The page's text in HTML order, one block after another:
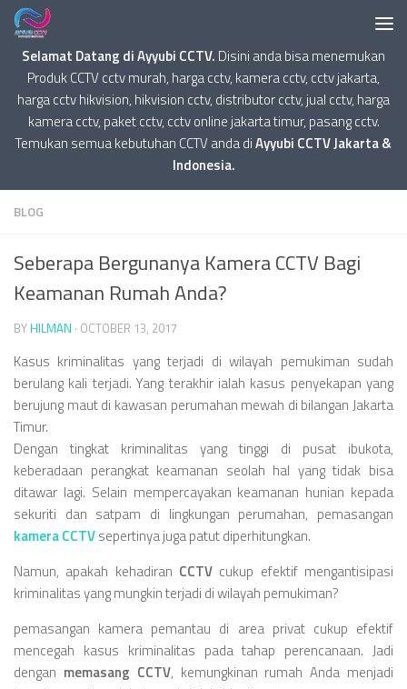
Selamat Datang di Ayyubi CCTV. Disini anda bisa menemukan
Produk CCTV cctv murah, harga cctv, kamera cctv, cctv jakarta,
harga cctv hikvision, hikvision cctv, distributor cctv, jual cctv, harga
kamera cctv, paket cctv, cctv online jakarta timur, pasang cctv.
Temukan semua kebutuhan CCTV anda diAyyubi CCTV Jakarta &
Indonesia.
BLOG
Seberapa Bergunanya Kamera CCTV Bagi
Keamanan Rumah Anda?
BY HILMAN · OCTOBER 13, 2017
Kasus kriminalitas yang terjadi di wilayah pemukiman sudah
berulang kali terjadi. Yang terakhir ialah kasus penyekapan yang
berujung maut di kawasan perumahan mewah di bilangan Jakarta
Timur.
Dengan tingkat kriminalitas yang tinggi di pusat ibukota,
keberadaan perangkat keamanan seolah hal yang tidak bisa
ditawar lagi. Selain mempercayakan keamanan hunian kepada
sekuriti dan satpam di lingkungan perumahan, pemasangan
kamera CCTVsepertinya juga patut diperhitungkan.
Namun, apakah kehadiran CCTV cukup efektif mengantisipasi
kriminalitas yang mungkin terjadi di wilayah pemukiman?
pemasangan kamera pemantau di area privat cukup efektif
mencegah kasus kriminalitas pada tahap perencanaan. Jadi
dengan memasang CCTV, kemungkinan rumah Anda menjadi